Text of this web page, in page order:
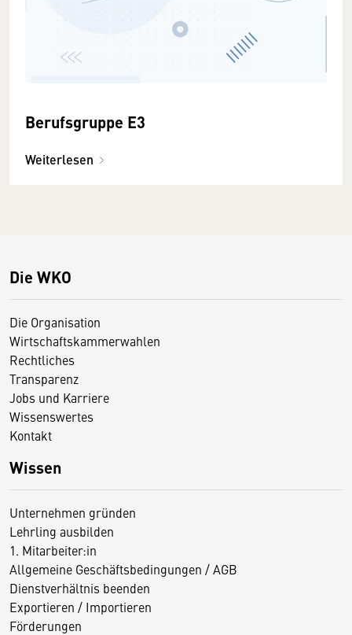
Berufsgruppe E3
Weiterlesen
Die WKO
Die Organisation
Wirtschaftskammerwahlen
Rechtliches
Transparenz
Jobs und Karriere
Wissenswertes
Kontakt
Wissen
Unternehmen gründen
Lehrling ausbilden
1. Mitarbeiter:in
Allgemeine Geschäftsbedingungen / AGB
Dienstverhältnis beenden
Exportieren / Importieren
Förderungen